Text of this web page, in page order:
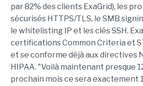
par 82% des clients ExaGrid), les
sécurisés HTTPS/TLS, le SMB
le whitelisting IP et les clés SSH.
certifications Common Criteria et
et se conforme déjà aux directives
HIPAA. "Voilà maintenant presque
prochain mois ce sera exactement